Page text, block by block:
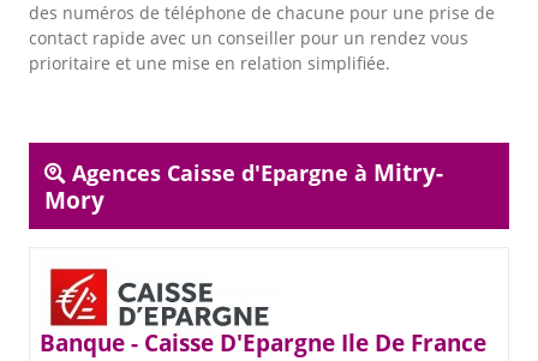
des numéros de téléphone de chacune pour une prise de
contact rapide avec un conseiller pour un rendez vous
prioritaire et une mise en relation simplifiée.
Agences Caisse d'Epargne à Mitry-
Mory
Banque - Caisse D'Epargne Ile De France